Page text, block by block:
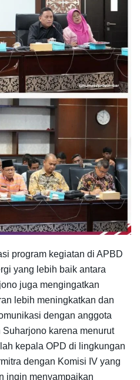
program kegiatan di APBD
yang lebih baik antara
juga mengingatkan
lebih meningkatkan dan
dengan anggota
karena menurut
kepala OPD di lingkungan
dengan Komisi IV yang
ingin menyampaikan